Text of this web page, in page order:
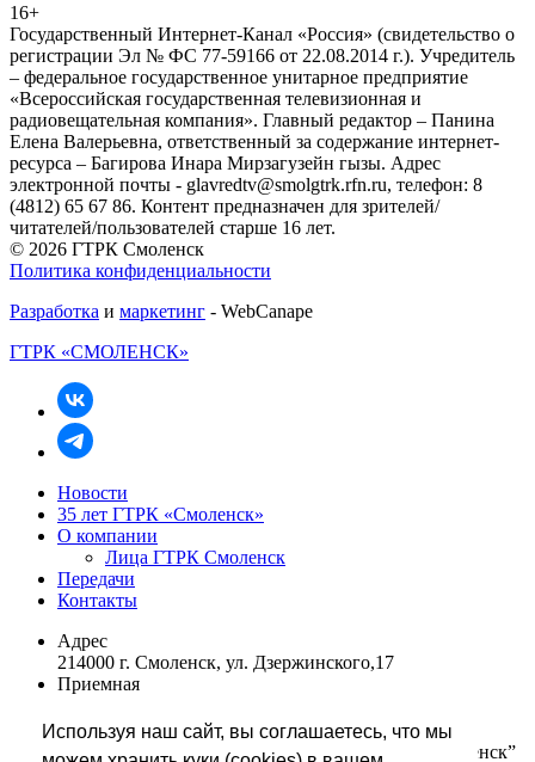
Используя наш сайт, вы соглашаетесь, что мы
16+
Государственный Интернет-Канал «Россия» (свидетельство о
регистрации Эл № ФС 77-59166 от 22.08.2014 г.). Учредитель
– федеральное государственное унитарное предприятие
«Всероссийская государственная телевизионная и
радиовещательная компания». Главный редактор – Панина
Елена Валерьевна, ответственный за содержание интернет-
ресурса – Багирова Инара Мирзагузейн гызы. Адрес
электронной почты - glavredtv@smolgtrk.rfn.ru, телефон: 8
(4812) 65 67 86. Контент предназначен для зрителей/
читателей/пользователей старше 16 лет.
© 2026 ГТРК Смоленск
Политика конфиденциальности
Разработка и маркетинг - WebCanape
ГТРК «СМОЛЕНСК»
Новости
35 лет ГТРК «Смоленск»
О компании
Лица ГТРК Смоленск
Передачи
Контакты
Адрес
214000 г. Смоленск, ул. Дзержинского,17
Приемная
rukovodstvo@smolgtrk.rfn.ru
Редакция информации телевидения “Вести-Смоленск”